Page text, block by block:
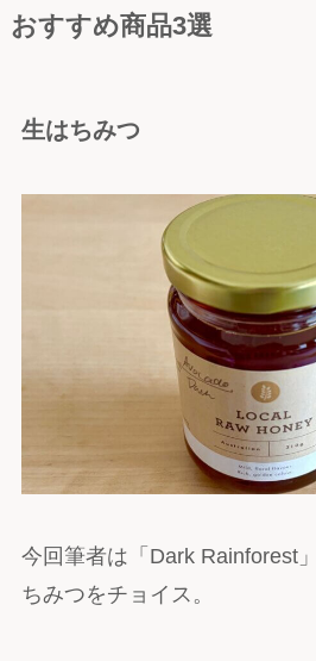
おすすめ商品3選
生はちみつ
今回筆者は「Dark Rainforest
ちみつをチョイス。